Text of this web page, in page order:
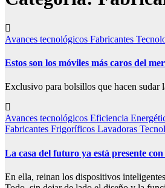
Avances tecnológicos Fabricantes
Estos son los móviles más caros del
Exclusivo para bolsillos que hacen sudar
Avances tecnológicos Eficiencia
Fabricantes Frigoríficos Lavadoras
La casa del futuro ya está presente
En ella, reinan los dispositivos